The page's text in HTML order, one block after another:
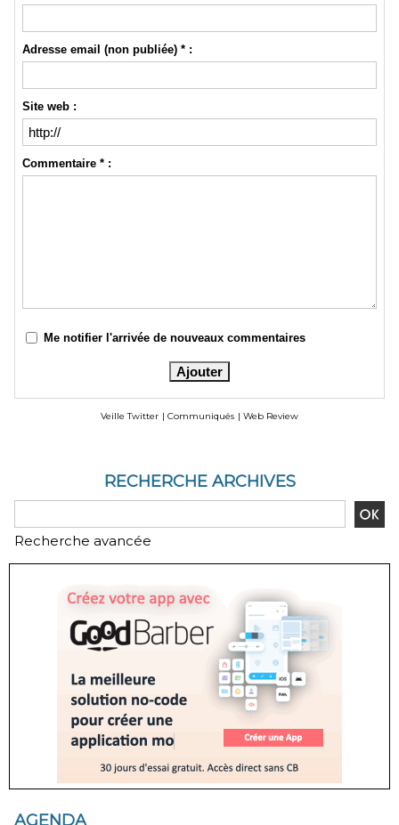
Adresse email (non publiée) * :
Site web :
Commentaire * :
Me notifier l'arrivée de nouveaux commentaires
Veille Twitter | Communiqués | Web Review
RECHERCHE ARCHIVES
Recherche avancée
AGENDA